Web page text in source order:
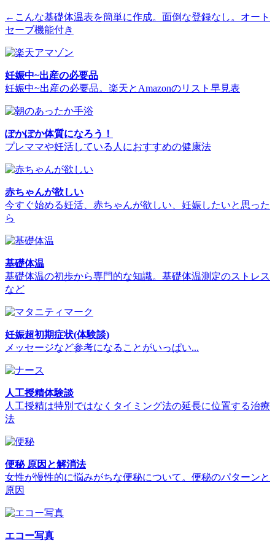
←こんな基礎体温表を簡単に作成。面倒な登録なし。オート
セーブ機能付き
妊娠中~出産の必要品
妊娠中~出産の必要品。楽天とAmazonのリスト早見表
ぽかぽか体質になろう！
プレママや妊活している人におすすめの健康法
赤ちゃんが欲しい
今すぐ始める妊活、赤ちゃんが欲しい、妊娠したいと思った
ら
基礎体温
基礎体温の初歩から専門的な知識。基礎体温測定のストレス
など
妊娠超初期症状(体験談)
メッセージなど参考になることがいっぱい...
人工授精体験談
人工授精は特別ではなくタイミング法の延長に位置する治療
法
便秘 原因と解消法
女性が慢性的に悩みがちな便秘について。便秘のパターンと
原因
エコー写真